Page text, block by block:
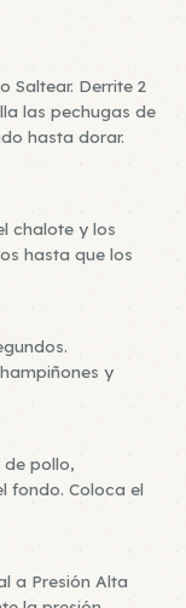
Saltear. Derrite 2
las pechugas de
hasta dorar.
chalote y los
hasta que los
y
de pollo,
fondo. Coloca el
a Presión Alta